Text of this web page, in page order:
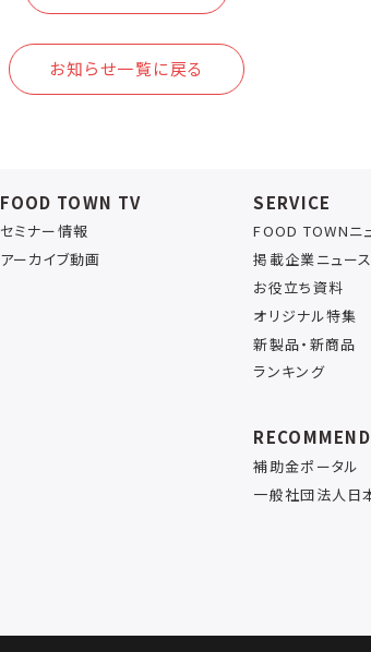
お知らせ一覧に戻る
FOOD TOWN TV
セミナー情報
アーカイブ動画
SERVICE
FOOD TOWNニ
掲載企業ニュー
お役立ち資料
オリジナル特集
新製品・新商品
ランキング
RECOMMEND
補助金ポータル
一般社団法人日